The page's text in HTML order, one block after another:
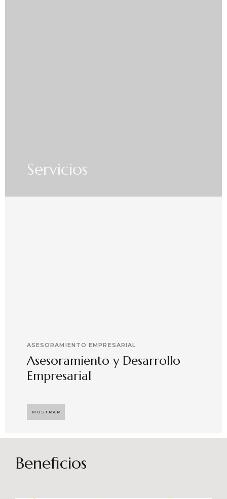
Servicios
ASESORAMIENTO EMPRESARIAL
Asesoramiento y Desarrollo
Empresarial
desarrollar el compromiso y motivación en el
capital humano en ambientes de trabajo más
sostenibles en el tiempo. Brindando soporte
especializado en proyectos integrales que
MOSTRAR
Beneficios